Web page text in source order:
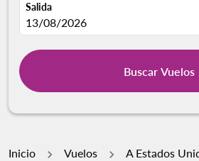
Salida
fc-booking-departure-date-aria-
13/08/2026
Buscar Vuelos
Inicio Vuelos A Estados